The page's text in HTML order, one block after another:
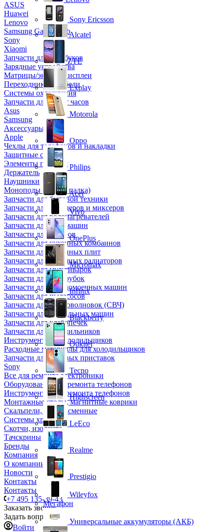
ASUS
Huawei
Lenovo
Samsung Galaxy Tab
Sony
Xiaomi
Запчасти для ноутбуков
Зарядные устройства
Матрицы/экраны/дисплеи
Переходники и кабели
Системы охлаждения
Запчасти для смарт часов
Asus
Samsung
Аксессуары
Apple
Чехлы для телефонов и накладки
Защитные стекла
Элементы питания
Держатель
Наушники
Моноподы (Селфи палка)
Запчасти для бытовой техники
Запчасти для блендеров и миксеров
Запчасти для водонагревателей
Запчасти для кофемашин
Запчасти для кулеров
Запчасти для кухонных комбаинов
Запчасти для кухонных плит
Запчасти для масляных радиаторов
Запчасти для мультиварок
Запчасти для мясорубок
Запчасти для посудомоечных машин
Запчасти для пылесосов
Запчасти для микроволновок (СВЧ)
Запчасти для стиральных машин
Запчасти для хлебопечек
Запчасти для холодильников
Инструмент для холодильщиков
Расходные материалы для холодильщиков
Запчасти для игровых приставок
Sony
Все для ремонта электроники
Оборудование для ремонта телефонов
Инструменты для ремонта телефонов
Монтажные столы, магнитные коврики
Скальпели, лезвия сменные
Системы хранения
Скотчи, изолента
Тачскрины
Бренды
Компания
О компании
Новости
Контакты
Контакты
+7 495 135-39-43
Заказать звонок
Задать вопрос
Войти
Sony Ericsson
Alcatel
ZTE
Explay
Motorola
Oppo
Philips
Acer
Vivo
OnePlus
Micromax
Infinix
Blackberry
Oukitel
Tecno
Highscreen
LeEco
Realme
Prestigio
Wileyfox
Мегафон
Универсальные аккумуляторы (АКБ)